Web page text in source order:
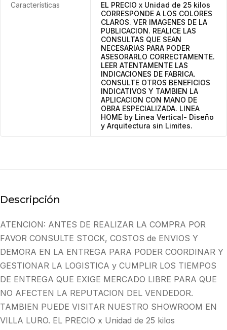
Características
EL PRECIO x Unidad de 25 kilos
CORRESPONDE A LOS COLORES
CLAROS. VER IMAGENES DE LA
PUBLICACION. REALICE LAS
CONSULTAS QUE SEAN
NECESARIAS PARA PODER
ASESORARLO CORRECTAMENTE.
LEER ATENTAMENTE LAS
INDICACIONES DE FABRICA.
CONSULTE OTROS BENEFICIOS
INDICATIVOS Y TAMBIEN LA
APLICACION CON MANO DE
OBRA ESPECIALIZADA. LINEA
HOME by Linea Vertical- Diseño
y Arquitectura sin Limites.
Descripción
ATENCION: ANTES DE REALIZAR LA COMPRA POR
FAVOR CONSULTE STOCK, COSTOS de ENVIOS Y
DEMORA EN LA ENTREGA PARA PODER COORDINAR Y
GESTIONAR LA LOGISTICA y CUMPLIR LOS TIEMPOS
DE ENTREGA QUE EXIGE MERCADO LIBRE PARA QUE
NO AFECTEN LA REPUTACION DEL VENDEDOR.
TAMBIEN PUEDE VISITAR NUESTRO SHOWROOM EN
VILLA LURO. EL PRECIO x Unidad de 25 kilos